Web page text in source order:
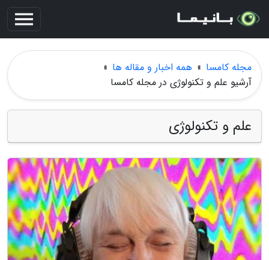
مجله کامسا » همه اخبار و مقاله ها »
آرشیو علم و تکنولوژی در مجله کامسا
علم و تکنولوژی